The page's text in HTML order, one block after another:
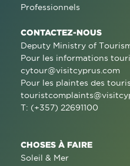
Professionnels
CONTACTEZ-NOUS
Deputy Ministry of
Pour les informations
cytour@visitcyprus.com
Pour les plaintes des
T: (+357) 22691100
CHOSES À FAIRE
Soleil & Mer